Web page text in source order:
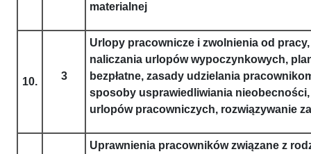
materialnej
10. 3
Urlopy pracownicze i zwolnienia od
naliczania urlopów wypoczynkowych,
bezpłatne, zasady udzielania
sposoby usprawiedliwiania
urlopów pracowniczych, rozwiązywanie
Uprawnienia pracowników związane z